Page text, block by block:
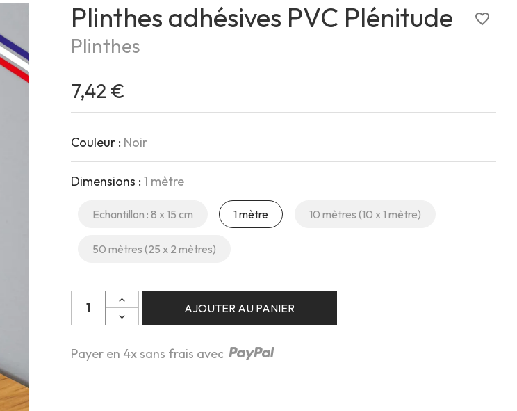
Plinthes adhésives PVC Plénitude
Plinthes
favorite_border
7,42 €
Couleur : Noir
Dimensions : 1 mètre
Echantillon : 8 x 15 cm 1 mètre 10 mètres (10 x 1 mètre)
50 mètres (25 x 2 mètres)
Quantité
AJOUTER AU PANIER
Payer en 4x sans frais avec